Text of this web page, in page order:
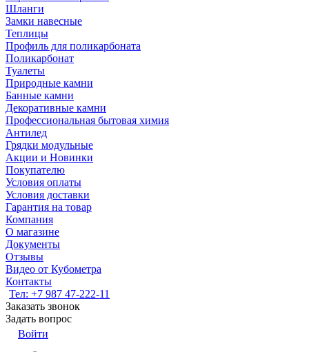
Шланги
Замки навесные
Теплицы
Профиль для поликарбоната
Поликарбонат
Туалеты
Природные камни
Банные камни
Декоративные камни
Профессиональная бытовая химия
Антилед
Грядки модульные
Акции и Новинки
Покупателю
Условия оплаты
Условия доставки
Гарантия на товар
Компания
О магазине
Документы
Отзывы
Видео от Кубометра
Контакты
Тел: +7 987 47-222-11
Заказать звонок
Задать вопрос
Войти